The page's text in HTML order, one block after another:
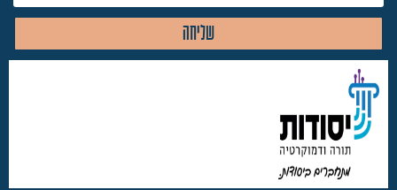
שליחה